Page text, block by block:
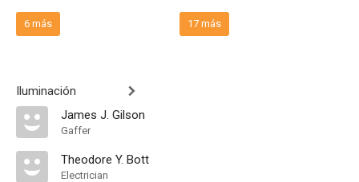
6 más
Iluminación
James J. Gilson
Gaffer
Theodore Y. Bott
Electrician
17 más